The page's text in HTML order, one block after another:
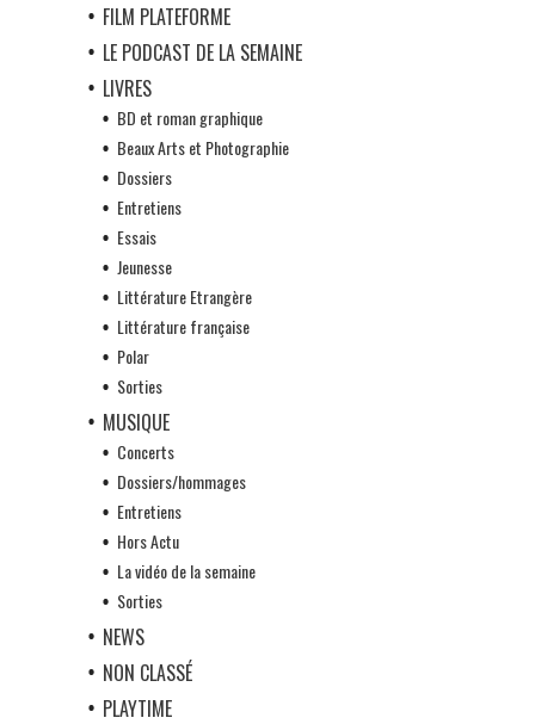
FILM PLATEFORME
LE PODCAST DE LA SEMAINE
LIVRES
BD et roman graphique
Beaux Arts et Photographie
Dossiers
Entretiens
Essais
Jeunesse
Littérature Etrangère
Littérature française
Polar
Sorties
MUSIQUE
Concerts
Dossiers/hommages
Entretiens
Hors Actu
La vidéo de la semaine
Sorties
NEWS
NON CLASSÉ
PLAYTIME